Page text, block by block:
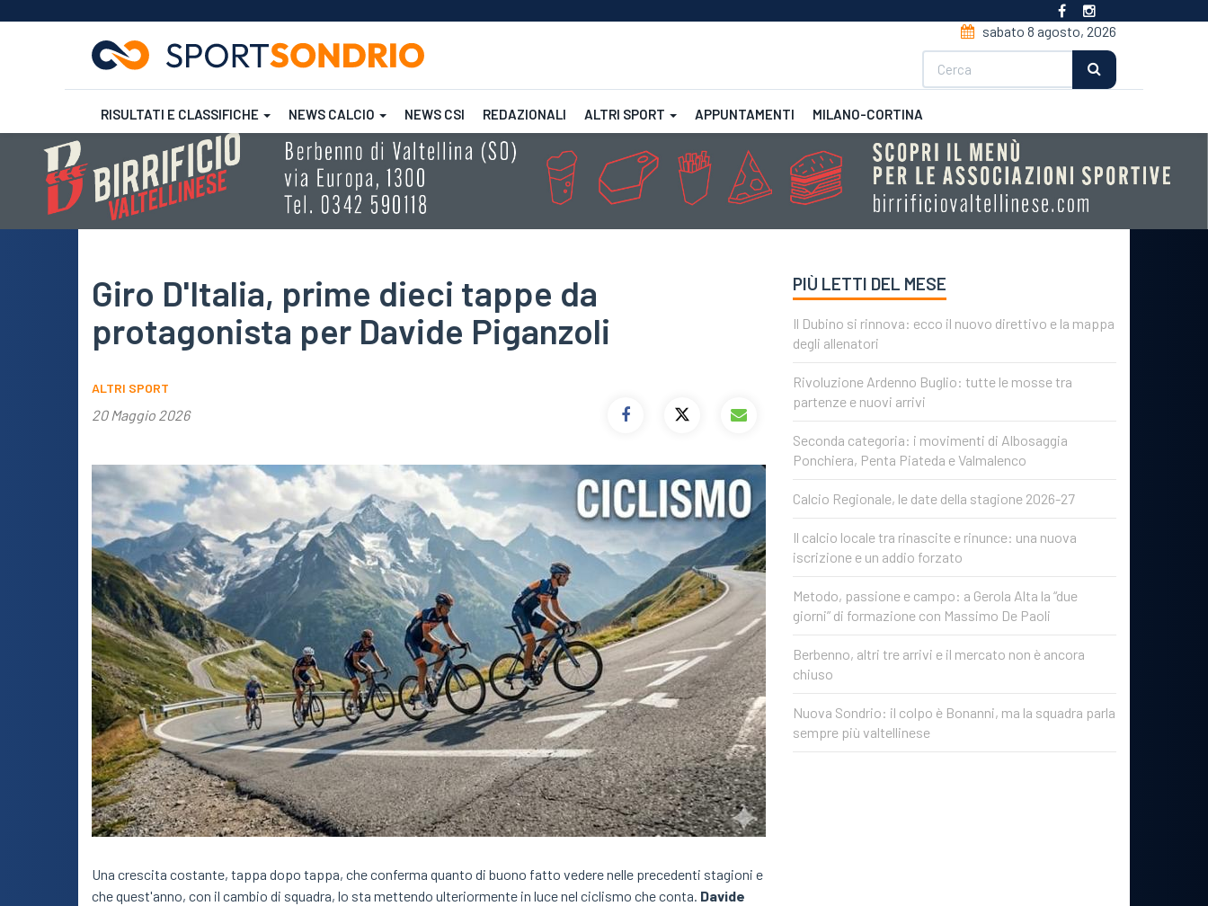
Salta
contenuto
sabato 8 agosto, 2026
RISULTATI E CLASSIFICHE
Femminile CSI CSI CSI Futsal
Futsal Rugby
NEWS CALCIO NEWS CSI REDAZIONALI ALTRI SPORT APPUNTAMENTI MILANO-CORTINA
Giro D'Italia, prime dieci tappe da
protagonista per Davide Piganzoli
ALTRI SPORT
20 Maggio 2026
Una crescita costante, tappa dopo tappa, che conferma quanto di buono fatto vedere nelle precedenti stagioni e
che quest'anno, con il cambio di squadra, lo sta mettendo ulteriormente in luce nel ciclismo che conta. Davide
PIÙ LETTI DEL MESE
Il Dubino si rinnova: ecco il nuovo direttivo e la mappa
degli allenatori
Rivoluzione Ardenno Buglio: tutte le mosse tra
partenze e nuovi arrivi
Seconda categoria: i movimenti di Albosaggia
Ponchiera, Penta Piateda e Valmalenco
Calcio Regionale, le date della stagione 2026-27
Il calcio locale tra rinascite e rinunce: una nuova
iscrizione e un addio forzato
Metodo, passione e campo: a Gerola Alta la “due
giorni” di formazione con Massimo De Paoli
Berbenno, altri tre arrivi e il mercato non è ancora
chiuso
Nuova Sondrio: il colpo è Bonanni, ma la squadra parla
sempre più valtellinese